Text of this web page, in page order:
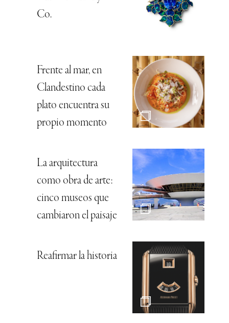
Co.
Frente al mar, en
Clandestino cada
plato encuentra su
propio momento
La arquitectura
como obra de arte:
cinco museos que
cambiaron el paisaje
Reafirmar la historia